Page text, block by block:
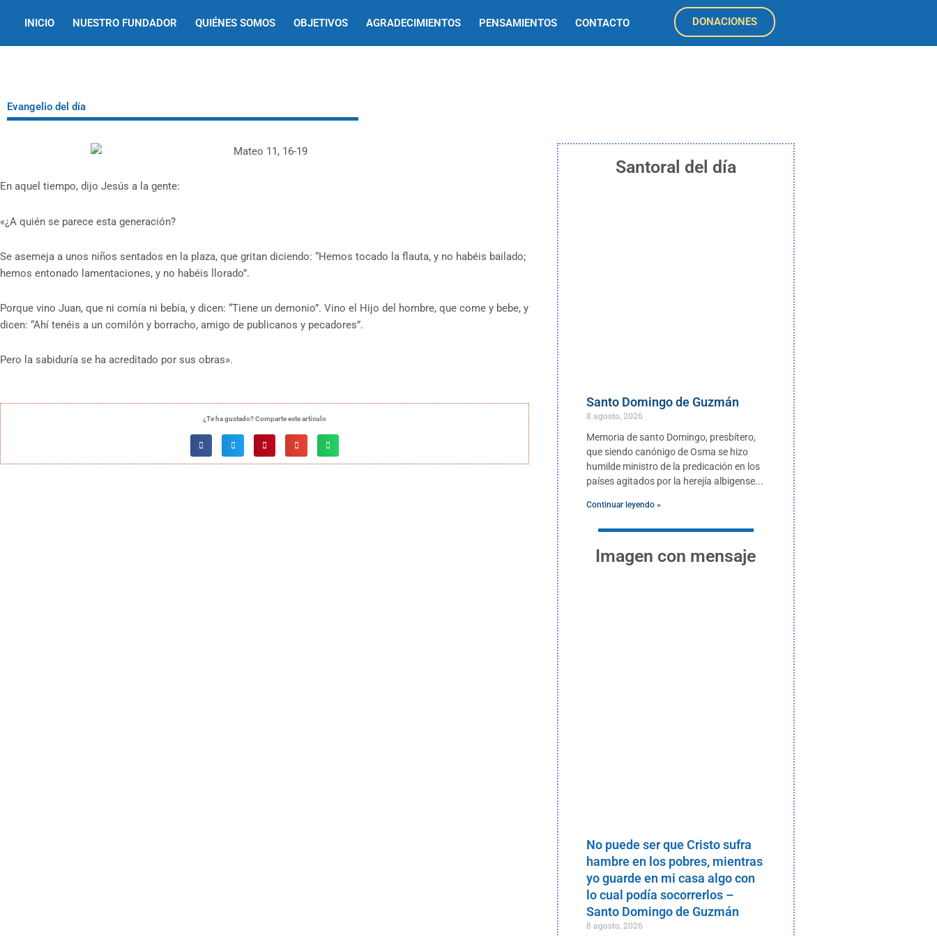
INICIO NUESTRO FUNDADOR QUIÉNES SOMOS OBJETIVOS AGRADECIMIENTOS PENSAMIENTOS CONTACTO DONACIONES
Evangelio del día
En aquel tiempo, dijo Jesús a la gente:
«¿A quién se parece esta generación?
Se asemeja a unos niños sentados en la plaza, que gritan diciendo: “Hemos tocado la flauta, y no habéis bailado;
hemos entonado lamentaciones, y no habéis llorado”.
Porque vino Juan, que ni comía ni bebía, y dicen: “Tiene un demonio”. Vino el Hijo del hombre, que come y bebe, y
dicen: “Ahí tenéis a un comilón y borracho, amigo de publicanos y pecadores”.
Pero la sabiduría se ha acreditado por sus obras».
¿Te ha gustado? Comparte este artículo
Santoral del día
Santo Domingo de Guzmán
8 agosto, 2026
Memoria de santo Domingo, presbítero,
que siendo canónigo de Osma se hizo
humilde ministro de la predicación en los
países agitados por la herejía albigense
Continuar leyendo »
Imagen con mensaje
No puede ser que Cristo sufra
hambre en los pobres, mientras
yo guarde en mi casa algo con
lo cual podía socorrerlos –
Santo Domingo de Guzmán
8 agosto, 2026